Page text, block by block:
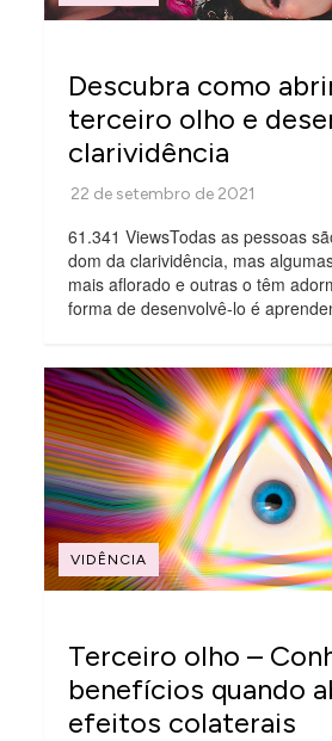
Descubra como
terceiro olho e
clarividência
61.341 ViewsTodas as pessoas
dom da clarividência, mas
mais aflorado e outras o têm
forma de desenvolvê-lo é
VIDÊNCIA
Terceiro olho –
benefícios quando
efeitos colaterais